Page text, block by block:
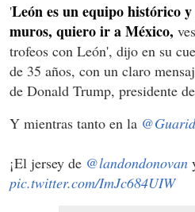
'León es un equipo histórico
muros, quiero ir a México,
trofeos con León', dijo en su
de 35 años, con un claro
de Donald Trump, presidente
Y mientras tanto en la
¡El jersey de @landondonovan
pic.twitter.com/ImJc684UIW